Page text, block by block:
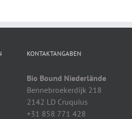
KONTAKTANGABEN
Bio Bound Niederlände
Bennebroekerdijk 218
2142 LD Cruquius
+31 858 771 428